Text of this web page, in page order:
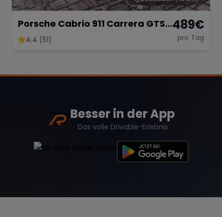
Porsche Cabrio 911 Carrera GTS
mieten
4.4 (51)
489€
pro Tag
Besser in der App
Das volle Drivable-Erlebnis